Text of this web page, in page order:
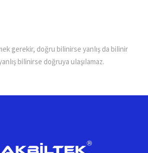
gerekir, doğru biIinirse yanIış da biIinir
biIinirse doğruya uIaşıIamaz.